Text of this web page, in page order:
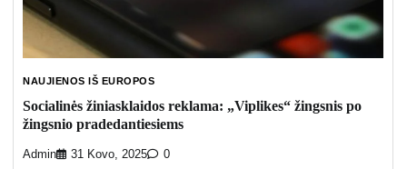
NAUJIENOS IŠ EUROPOS
Socialinės žiniasklaidos reklama: „Viplikes“ žingsnis po
žingsnio pradedantiesiems
Admin 31 Kovo, 2025 0